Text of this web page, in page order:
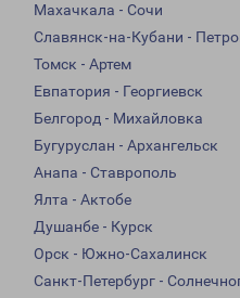
Махачкала - Сочи
Славянск-на-Кубани -
Томск - Артем
Евпатория - Георгиевск
Белгород - Михайловка
Бугуруслан - Архангельск
Анапа - Ставрополь
Ялта - Актобе
Душанбе - Курск
Орск - Южно-Сахалинск
Санкт-Петербург -